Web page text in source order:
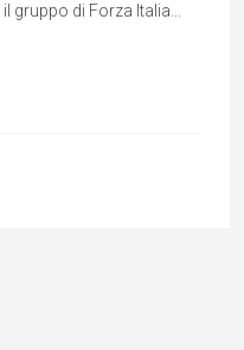
gruppo di Forza Italia...